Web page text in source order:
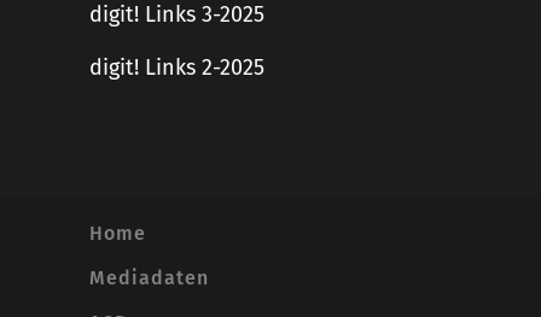
digit! Links 3-2025
digit! Links 2-2025
Home
Mediadaten